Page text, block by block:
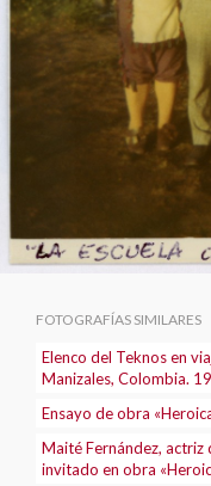
FOTOGRAFÍAS SIMILARES
Elenco del Teknos en
Manizales, Colombia.
Ensayo de obra
Maité Fernández, actriz
invitado en obra